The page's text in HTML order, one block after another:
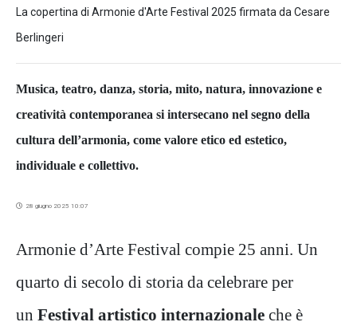
La copertina di Armonie d'Arte Festival 2025 firmata da Cesare
Berlingeri
Musica, teatro, danza, storia, mito, natura, innovazione e
creatività contemporanea si intersecano nel segno della
cultura dell’armonia, come valore etico ed estetico,
individuale e collettivo.
28 giugno 2025 10:07
Armonie d’Arte Festival compie 25 anni. Un
quarto di secolo di storia da celebrare per
un Festival artistico internazionale che è